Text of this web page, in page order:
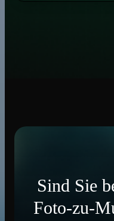
Sind Sie
Foto-zu-